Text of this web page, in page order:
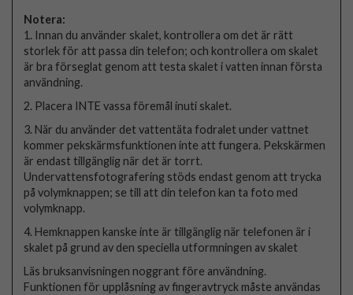
Notera:
1. Innan du använder skalet, kontrollera om det är rätt
storlek för att passa din telefon; och kontrollera om skalet
är bra förseglat genom att testa skalet i vatten innan första
användning.
2. Placera INTE vassa föremål inuti skalet.
3. När du använder det vattentäta fodralet under vattnet
kommer pekskärmsfunktionen inte att fungera. Pekskärmen
är endast tillgänglig när det är torrt.
Undervattensfotografering stöds endast genom att trycka
på volymknappen; se till att din telefon kan ta foto med
volymknapp.
4. Hemknappen kanske inte är tillgänglig när telefonen är i
skalet på grund av den speciella utformningen av skalet
Läs bruksanvisningen noggrant före användning.
Funktionen för upplåsning av fingeravtryck måste användas